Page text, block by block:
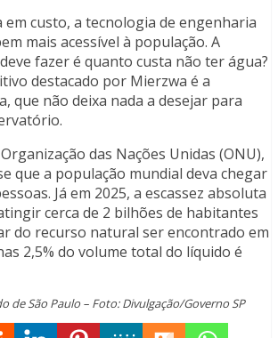
em custo, a tecnologia de engenharia
mais acessível à população. A
fazer é quanto custa não ter água?
destacado por Mierzwa é a
que não deixa nada a desejar para
das Nações Unidas (ONU),
que a população mundial deva chegar
Já em 2025, a escassez absoluta
cerca de 2 bilhões de habitantes
do recurso natural ser encontrado em
2,5% do volume total do líquido é
de São Paulo – Foto: Divulgação/Governo SP